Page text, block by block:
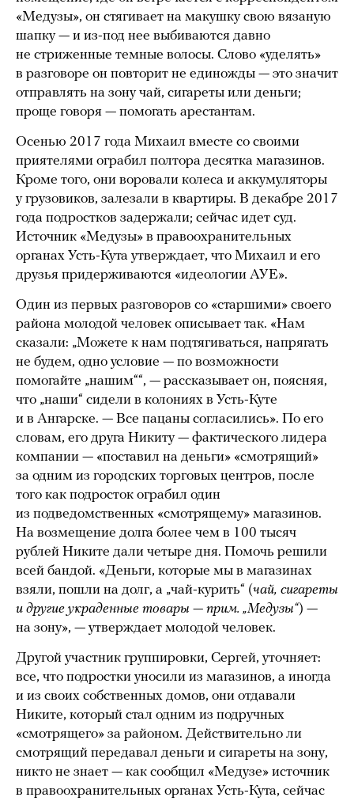
«Медузы», он стягивает на макушку свою вязаную
шапку — и из-под нее выбиваются давно
не стриженные темные волосы. Слово «уделять»
в разговоре он повторит не единожды — это значит
отправлять на зону чай, сигареты или деньги;
проще говоря — помогать арестантам.
Осенью 2017 года Михаил вместе со своими
приятелями ограбил полтора десятка магазинов.
Кроме того, они воровали колеса и аккумуляторы
у грузовиков, залезали в квартиры. В декабре 2017
года подростков задержали; сейчас идет суд.
Источник «Медузы» в правоохранительных
органах Усть-Кута утверждает, что Михаил и его
друзья придерживаются «идеологии АУЕ».
Один из первых разговоров со «старшими» своего
района молодой человек описывает так. «Нам
сказали: „Можете к нам подтягиваться, напрягать
не будем, одно условие — по возможности
помогайте „нашим““, — рассказывает он, поясняя,
что „наши“ сидели в колониях в Усть-Куте
и в Ангарске. — Все пацаны согласились». По его
словам, его друга Никиту — фактического лидера
компании — «поставил на деньги» «смотрящий»
за одним из городских торговых центров, после
того как подросток ограбил один
из подведомственных «смотрящему» магазинов.
На возмещение долга более чем в 100 тысяч
рублей Никите дали четыре дня. Помочь решили
всей бандой. «Деньги, которые мы в магазинах
взяли, пошли на долг, а „чай-курить“ (чай, сигареты
и другие украденные товары — прим. „Медузы“) —
на зону», — утверждает молодой человек.
Другой участник группировки, Сергей, уточняет:
все, что подростки уносили из магазинов, а иногда
и из своих собственных домов, они отдавали
Никите, который стал одним из подручных
«смотрящего» за районом. Действительно ли
смотрящий передавал деньги и сигареты на зону,
никто не знает — как сообщил «Медузе» источник
в правоохранительных органах Усть-Кута, сейчас